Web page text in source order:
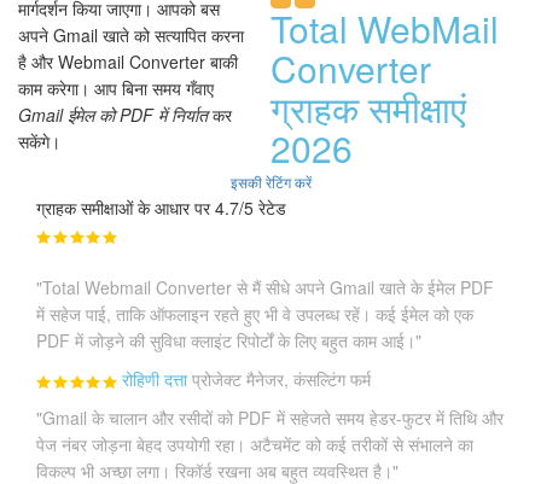
मार्गदर्शन किया जाएगा। आपको बस
अपने Gmail खाते को सत्यापित करना
है और Webmail Converter बाकी
काम करेगा। आप बिना समय गँवाए
Gmail ईमेल को PDF में निर्यातकर
सकेंगे।
Total WebMail
Converter
ग्राहक समीक्षाएं
2026
इसकी रेटिंग करें
ग्राहक समीक्षाओं के आधार पर 4.7/5 रेटेड
"Total Webmail Converter से मैं सीधे अपने Gmail खाते के ईमेल PDF
में सहेज पाई, ताकि ऑफलाइन रहते हुए भी वे उपलब्ध रहें। कई ईमेल को एक
PDF में जोड़ने की सुविधा क्लाइंट रिपोर्टों के लिए बहुत काम आई।"
रोहिणी दत्ता प्रोजेक्ट मैनेजर, कंसल्टिंग फर्म
"Gmail के चालान और रसीदों को PDF में सहेजते समय हेडर-फुटर में तिथि और
पेज नंबर जोड़ना बेहद उपयोगी रहा। अटैचमेंट को कई तरीकों से संभालने का
विकल्प भी अच्छा लगा। रिकॉर्ड रखना अब बहुत व्यवस्थित है।"